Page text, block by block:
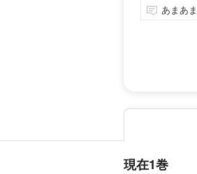
あまあ
現在1巻